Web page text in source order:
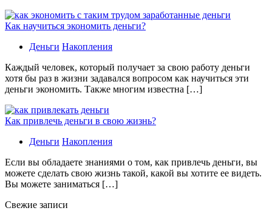
Как научиться экономить деньги?
Деньги Накопления
Каждый человек, который получает за свою работу деньги
хотя бы раз в жизни задавался вопросом как научиться эти
деньги экономить. Также многим известна […]
Как привлечь деньги в свою жизнь?
Деньги Накопления
Если вы обладаете знаниями о том, как привлечь деньги, вы
можете сделать свою жизнь такой, какой вы хотите ее видеть.
Вы можете заниматься […]
Свежие записи